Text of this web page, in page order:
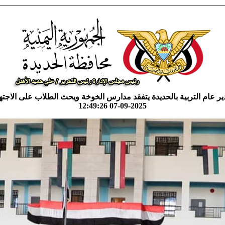
عام التربية بالحديدة يتفقد مدارس الخوخة ويحث الطلاب على
07-09-2025 12:49:26